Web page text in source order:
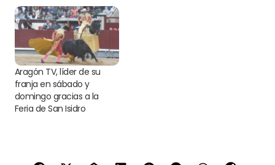
Aragón TV, líder de su
franja en sábado y
domingo gracias a la
Feria de San Isidro